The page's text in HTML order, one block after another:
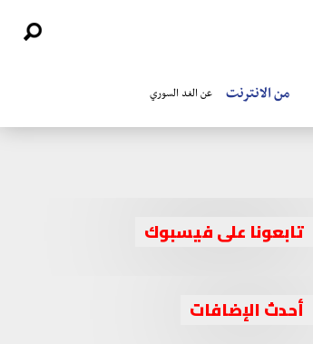
من الانترنت عن الغد السوري
تابعونا على فيسبوك
أحدث الإضافات